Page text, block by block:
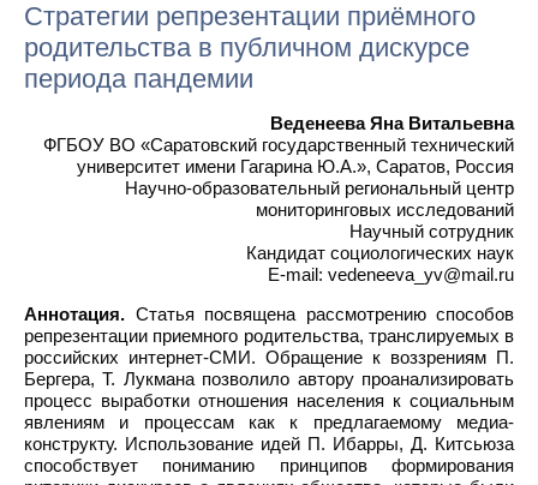
Стратегии репрезентации приёмного
родительства в публичном дискурсе
периода пандемии
Веденеева Яна Витальевна
ФГБОУ ВО «Саратовский государственный технический
университет имени Гагарина Ю.А.», Саратов, Россия
Научно-образовательный региональный центр
мониторинговых исследований
Научный сотрудник
Кандидат социологических наук
E-mail: vedeneeva_yv@mail.ru
Аннотация. Статья посвящена рассмотрению способов
репрезентации приемного родительства, транслируемых в
российских интернет-СМИ. Обращение к воззрениям П.
Бергера, Т. Лукмана позволило автору проанализировать
процесс выработки отношения населения к социальным
явлениям и процессам как к предлагаемому медиа-
конструкту. Использование идей П. Ибарры, Д. Китсьюза
способствует пониманию принципов формирования